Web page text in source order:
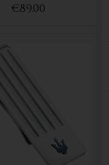
€89.00